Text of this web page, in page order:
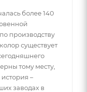
более 140
производству
существует
тому месту,
история –
заводах в